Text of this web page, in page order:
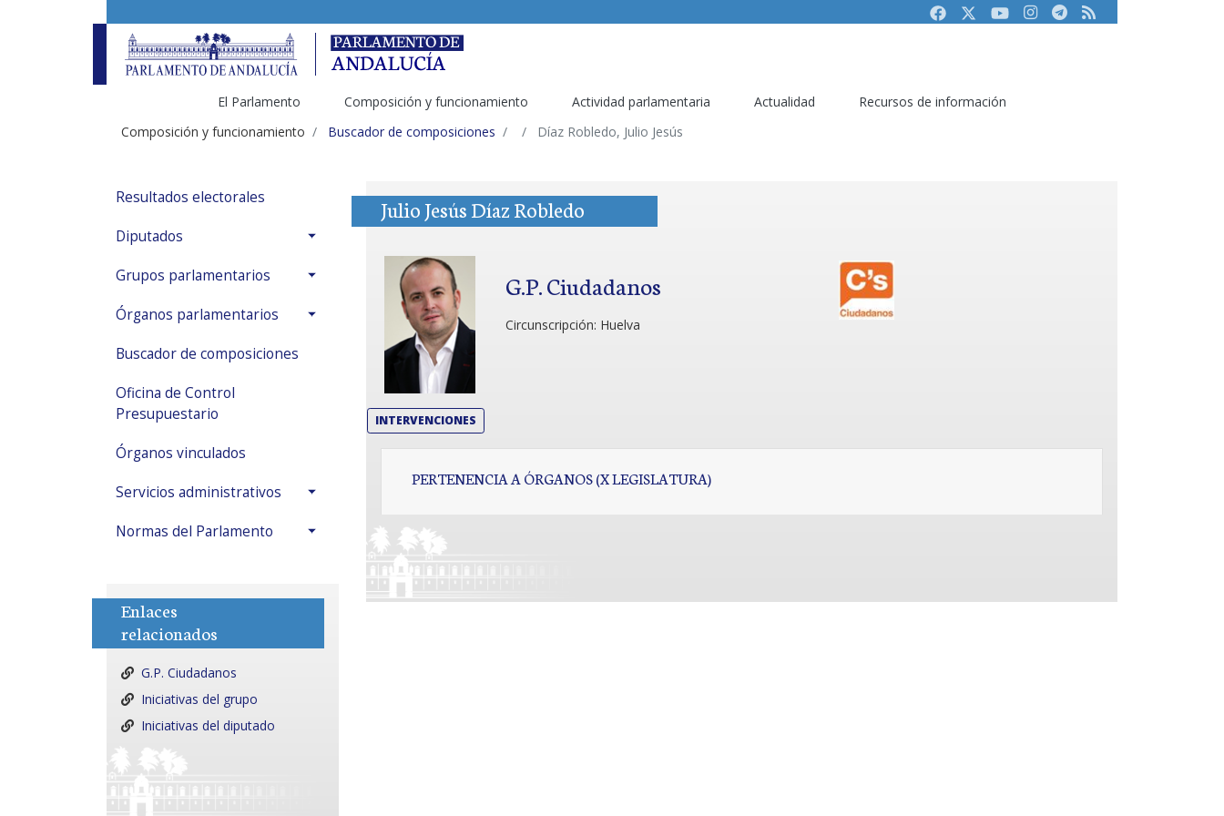
FacebookTwitterYoutubeInstagram
Telegram
RSS
El Parlamento Composición y funcionamiento Actividad parlamentaria Actualidad
Recursos de información
Composición y funcionamiento
Buscador de composiciones Díaz Robledo, Julio Jesús
Resultados electorales
Diputados
Grupos parlamentarios
Órganos parlamentarios
Buscador de composiciones
Oficina de Control
Presupuestario
Órganos vinculados
Servicios administrativos
Normas del Parlamento
Enlaces
relacionados
G.P. Ciudadanos
Iniciativas del grupo
Iniciativas del diputado
Julio Jesús Díaz Robledo
G.P. Ciudadanos
Circunscripción: Huelva
INTERVENCIONES
PERTENENCIA A ÓRGANOS (X LEGISLATURA)